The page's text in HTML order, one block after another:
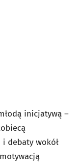
inicjatywą –
debaty wokół